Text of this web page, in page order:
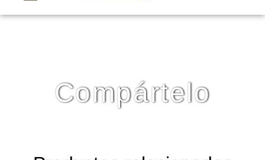
Compártelo